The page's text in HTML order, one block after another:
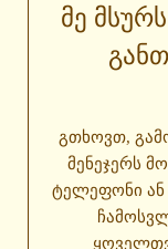
ᲛᲔ
გთხოვთ,
მენეჯერს
ტელეფონი ან